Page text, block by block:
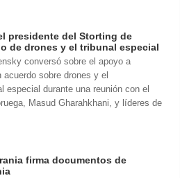
presidente del Storting de
de drones y el tribunal especial
conversó sobre el apoyo a
sobre drones y el
especial durante una reunión con el
Masud Gharahkhani, y líderes de
firma documentos de